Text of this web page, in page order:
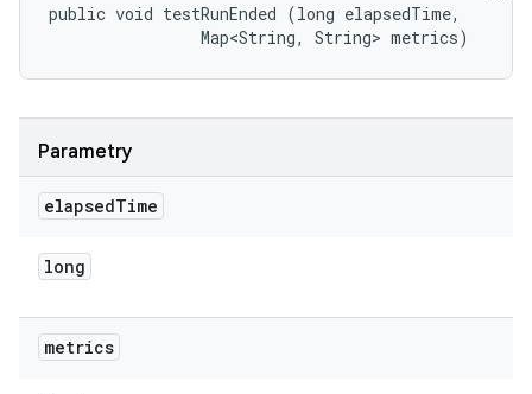
public void testRunEnded (long elapsedTime,
                Map<String, String> metrics)
Parametry
elapsedTime
long
metrics